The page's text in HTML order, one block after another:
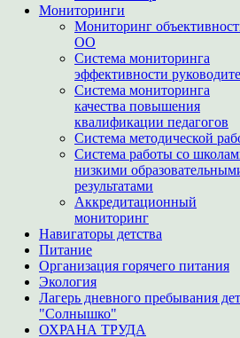
Мониторинги
Мониторинг
ОО
Система мониторинга
эффективности
Система мониторинга
качества повышения
квалификации педагогов
Система методической
Система работы со
низкими
результатами
Аккредитационный
мониторинг
Навигаторы детства
Питание
Организация горячего питания
Экология
Лагерь дневного пребывания
"Солнышко"
ОХРАНА ТРУДА